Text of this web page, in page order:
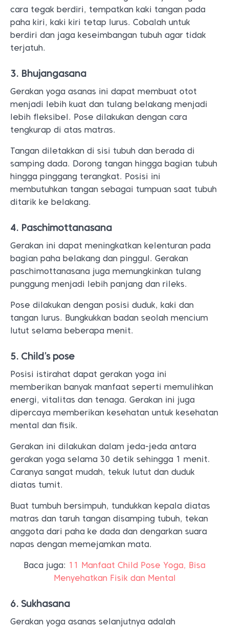
cara tegak berdiri, tempatkan kaki tangan pada
paha kiri, kaki kiri tetap lurus. Cobalah untuk
berdiri dan jaga keseimbangan tubuh agar tidak
terjatuh.
3. Bhujangasana
Gerakan yoga asanas ini dapat membuat otot
menjadi lebih kuat dan tulang belakang menjadi
lebih fleksibel. Pose dilakukan dengan cara
tengkurap di atas matras.
Tangan diletakkan di sisi tubuh dan berada di
samping dada. Dorong tangan hingga bagian tubuh
hingga pinggang terangkat. Posisi ini
membutuhkan tangan sebagai tumpuan saat tubuh
ditarik ke belakang.
4. Paschimottanasana
Gerakan ini dapat meningkatkan kelenturan pada
bagian paha belakang dan pinggul. Gerakan
paschimottanasana juga memungkinkan tulang
punggung menjadi lebih panjang dan rileks.
Pose dilakukan dengan posisi duduk, kaki dan
tangan lurus. Bungkukkan badan seolah mencium
lutut selama beberapa menit.
5. Child’s pose
Posisi istirahat dapat gerakan yoga ini
memberikan banyak manfaat seperti memulihkan
energi, vitalitas dan tenaga. Gerakan ini juga
dipercaya memberikan kesehatan untuk kesehatan
mental dan fisik.
Gerakan ini dilakukan dalam jeda-jeda antara
gerakan yoga selama 30 detik sehingga 1 menit.
Caranya sangat mudah, tekuk lutut dan duduk
diatas tumit.
Buat tumbuh bersimpuh, tundukkan kepala diatas
matras dan taruh tangan disamping tubuh, tekan
anggota dari paha ke dada dan dengarkan suara
napas dengan memejamkan mata.
Baca juga: 11 Manfaat Child Pose Yoga, Bisa
Menyehatkan Fisik dan Mental
6. Sukhasana
Gerakan yoga asanas selanjutnya adalah